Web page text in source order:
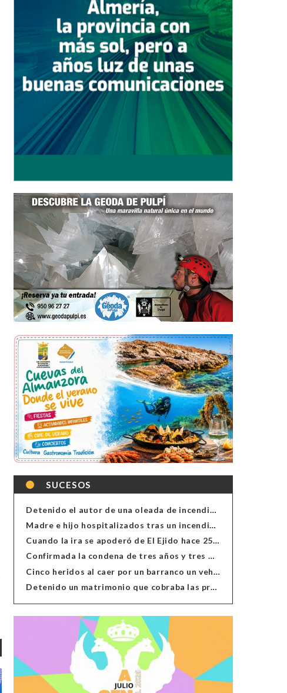
SUCESOS
Detenido el autor de una oleada de incendios de contenedores en Almería
Madre e hijo hospitalizados tras un incendio en la cocina de una vivienda en Almería
Cuando la ira se apoderó de El Ejido hace 25 años
Confirmada la condena de tres años y tres meses al hombre de Antas acusado de xenofobia
Cinco heridos al caer por un barranco un vehículo en Alcolea
Detenido un matrimonio que cobraba las prestaciones de ilegales en Almería, Granada, Málaga, Huelva y Murcia